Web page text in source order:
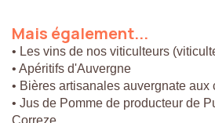
Mais également...
• Les vins de nos viticulteurs
• Apéritifs d'Auvergne
• Bières artisanales auvergnate
• Jus de Pomme de producteur de